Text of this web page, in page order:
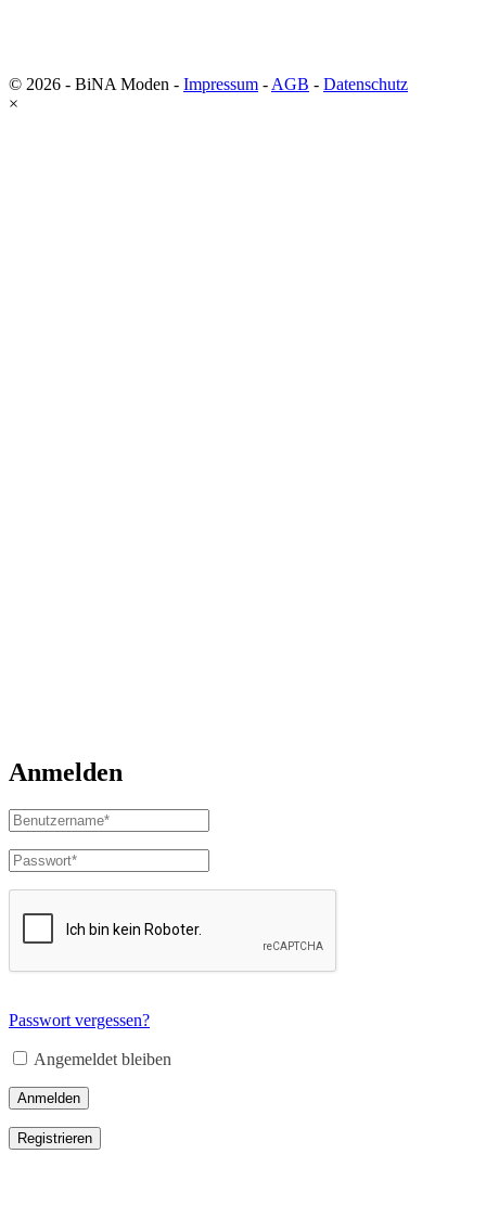
© 2026 - BiNA Moden - Impressum - AGB - Datenschutz
×
Anmelden
Passwort vergessen?
Angemeldet bleiben
Anmelden
Registrieren